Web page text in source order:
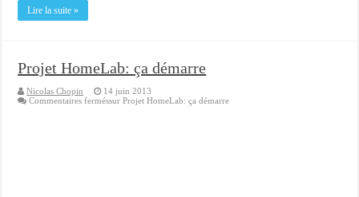
Lire la suite »
Projet HomeLab: ça démarre
Nicolas Chopin
14 juin 2013
Commentaires ferméssur Projet HomeLab: ça démarre